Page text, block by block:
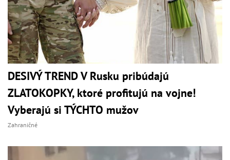
DESIVÝ TREND V Rusku pribúdajú
ZLATOKOPKY, ktoré profitujú na vojne!
Vyberajú si TÝCHTO mužov
Zahraničné